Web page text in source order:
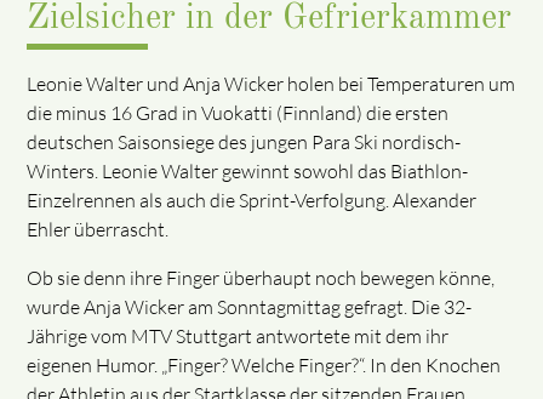
Zielsicher in der Gefrierkammer
Leonie Walter und Anja Wicker holen bei Temperaturen um
die minus 16 Grad in Vuokatti (Finnland) die ersten
deutschen Saisonsiege des jungen Para Ski nordisch-
Winters. Leonie Walter gewinnt sowohl das Biathlon-
Einzelrennen als auch die Sprint-Verfolgung. Alexander
Ehler überrascht.
Ob sie denn ihre Finger überhaupt noch bewegen könne,
wurde Anja Wicker am Sonntagmittag gefragt. Die 32-
Jährige vom MTV Stuttgart antwortete mit dem ihr
eigenen Humor. „Finger? Welche Finger?“. In den Knochen
der Athletin aus der Startklasse der sitzenden Frauen